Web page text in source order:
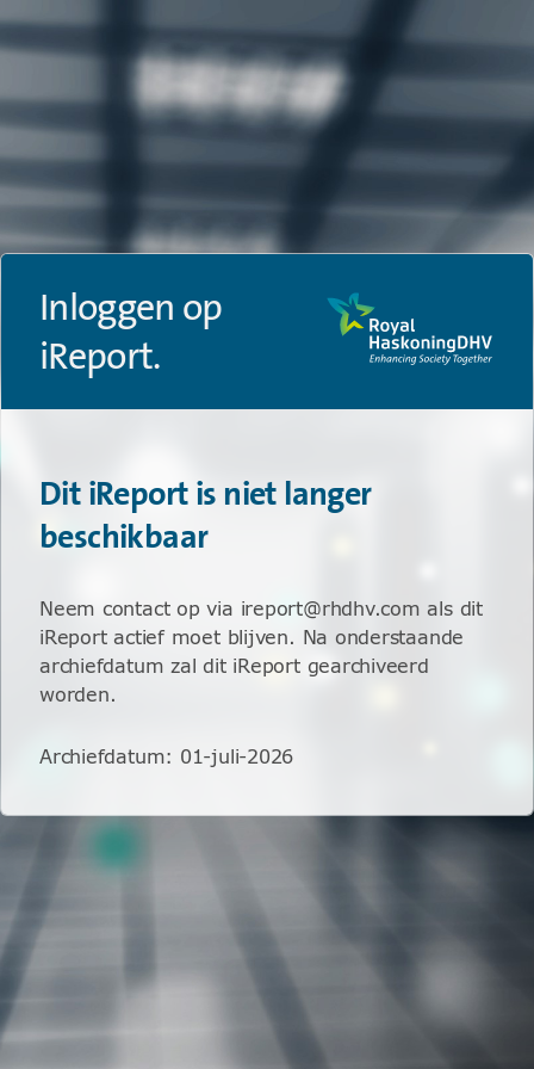
Inloggen op
iReport.
Dit iReport is niet langer
beschikbaar
Neem contact op via ireport@rhdhv.com als dit
iReport actief moet blijven. Na onderstaande
archiefdatum zal dit iReport gearchiveerd
worden.
Archiefdatum: 01-juli-2026